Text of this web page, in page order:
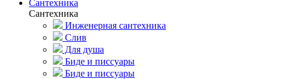
Сантехника
Сантехника
Инженерная сантехника
Слив
Для душа
Биде и писсуары
Биде и писсуары